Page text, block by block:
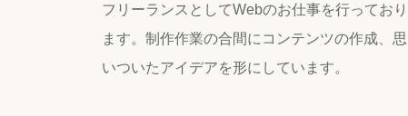
フリーランスとしてWebのお仕事を行っており
ます。制作作業の合間にコンテンツの作成、思
いついたアイデアを形にしています。